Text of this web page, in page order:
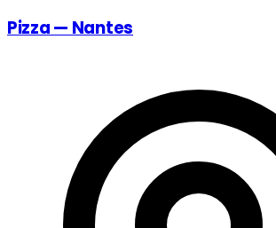
Pizza — Nantes